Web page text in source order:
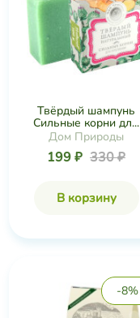
Твёрдый шампунь
Сильные корни дл...
Дом Природы
199 ₽ 330 ₽
В корзину
-8%